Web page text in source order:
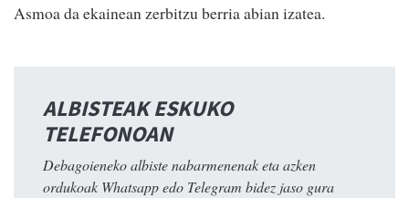
Asmoa da ekainean zerbitzu berria abian izatea.
ALBISTEAK ESKUKO
TELEFONOAN
Debagoieneko albiste nabarmenenak eta azken
ordukoak Whatsapp edo Telegram bidez jaso gura